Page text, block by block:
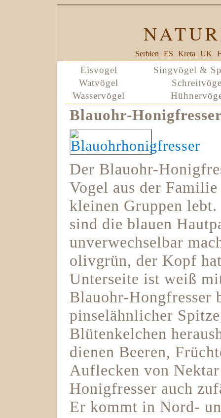
Serbien ES Kreta UK
Eisvogel
Singvögel &
Watvögel
Wasservögel
Blauohr-
Der Blauohr-
Vogel aus der
kleinen Gruppen
sind die blauen
unverwechselbar
olivgrün, der Kopf
Unterseite ist weiß
Blauohr-Hongfresser
pinselähnlicher
Blütenkelchen
dienen Beeren,
Auflecken von
Honigfresser auch
Er kommt in Nord-